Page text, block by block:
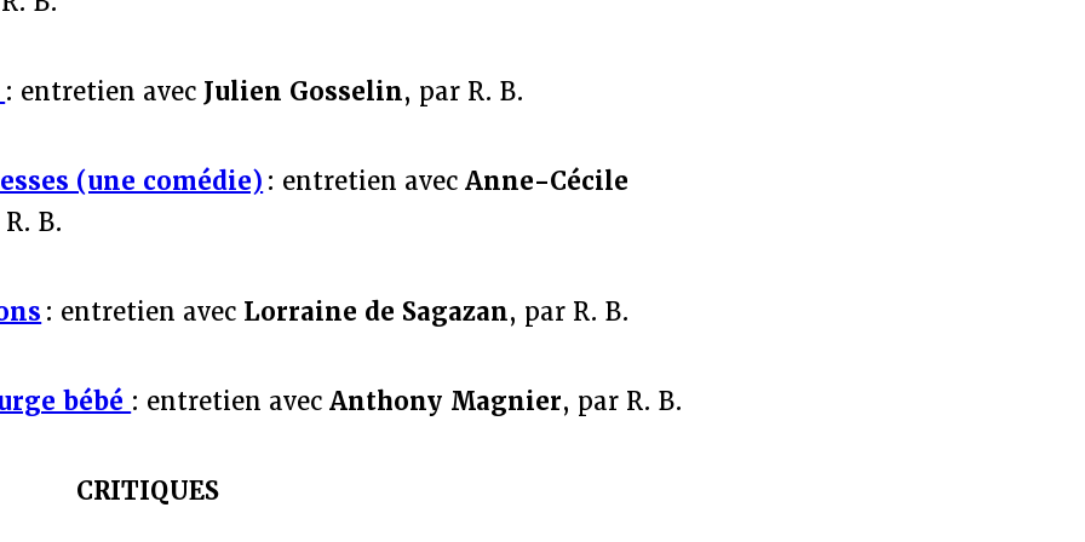
: entretien avec Julien Gosselin, par R. B.
(une comédie) : entretien avecAnne-Cécile
B.
: entretien avec Lorraine de Sagazan, par R. B.
bébé : entretien avecAnthony Magnier, par R. B.
CRITIQUES